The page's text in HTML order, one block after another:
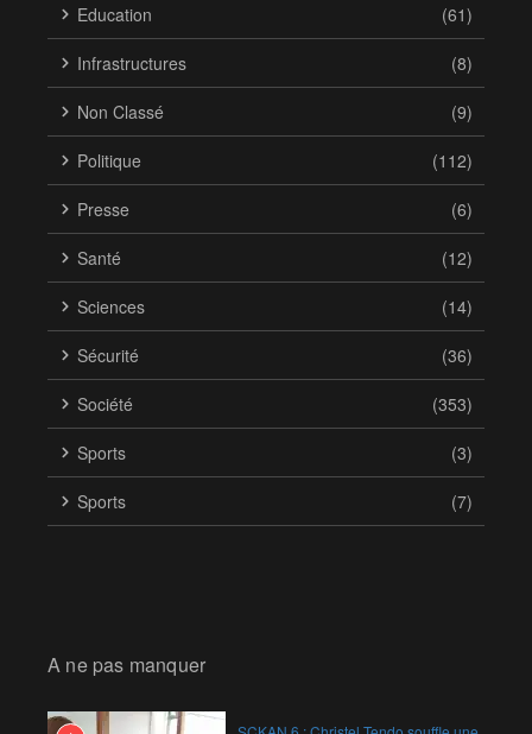
Education (61)
Infrastructures (8)
Non Classé (9)
Politique (112)
Presse (6)
Santé (12)
Sciences (14)
Sécurité (36)
Société (353)
Sports (3)
Sports (7)
A ne pas manquer